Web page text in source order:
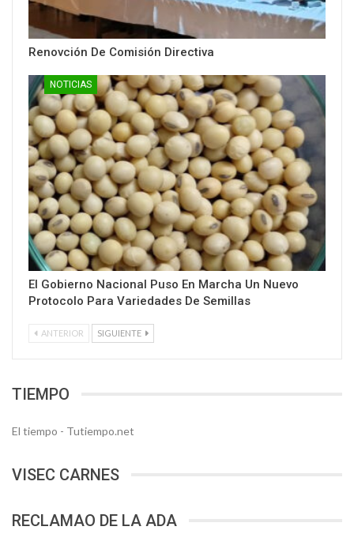
Renovción De Comisión Directiva
NOTICIAS
El Gobierno Nacional Puso En Marcha Un Nuevo
Protocolo Para Variedades De Semillas
ANTERIOR SIGUIENTE
TIEMPO
El tiempo - Tutiempo.net
VISEC CARNES
RECLAMAO DE LA ADA